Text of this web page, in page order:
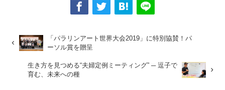
「パラリンアート世界大会2019」に特別協賛！パ
ーソル賞を贈呈
生き方を見つめる“夫婦定例ミーティング” ─ 逗子で
育む、未来への種